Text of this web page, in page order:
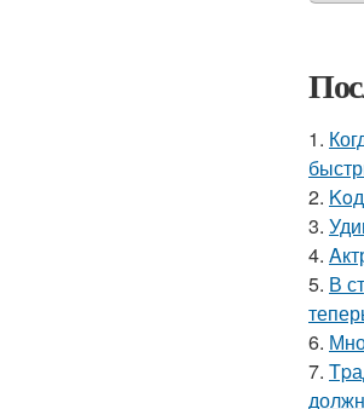
1.
2.
3.
4.
5. В
6.
7.